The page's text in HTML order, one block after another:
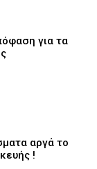
για τα
αργά το
!